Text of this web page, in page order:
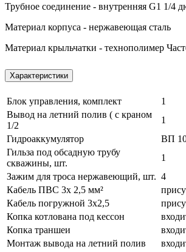
Трубное соединение - внутренняя G1 1/4
Материал корпуса - нержавеющая сталь
Материал крыльчатки - технополимер
Характеристики
Блок управления, комплект
1
Вывод на летний полив ( с краном
1/2
1
Гидроаккумулятор
ВП
Гильза под обсадную трубу
скважины, шт.
1
Зажим для троса нержавеющий, шт. 4
Кабель ПВС 3х 2,5 мм²
Кабель погружной 3х2,5
Копка котлована под кессон
Копка траншеи
Монтаж вывода на летний полив